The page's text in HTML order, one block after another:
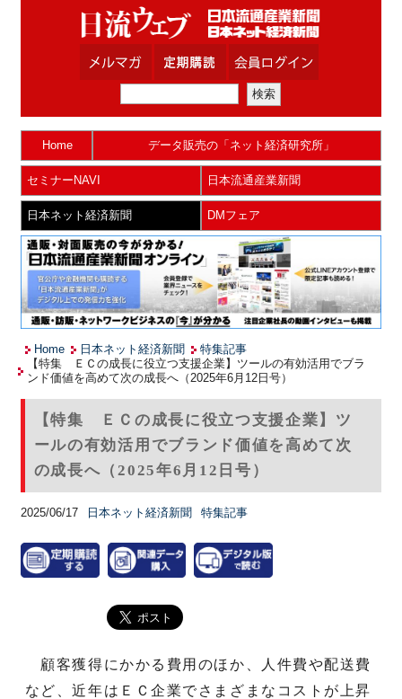
Home データ販売の「ネット経済研究所」
セミナーNAVI 日本流通産業新聞
日本ネット経済新聞 DMフェア
Home 日本ネット経済新聞
特集記事
【特集 ＥＣの成長に役立つ支援企業】ツールの有効活用でブラ
ンド価値を高めて次の成長へ（2025年6月12日号）
【特集 ＥＣの成長に役立つ支援企業】ツ
ールの有効活用でブランド価値を高めて次
の成長へ（2025年6月12日号）
2025/06/17 日本ネット経済新聞 特集記事
顧客獲得にかかる費用のほか、人件費や配送費
など、近年はＥＣ企業でさまざまなコストが上昇